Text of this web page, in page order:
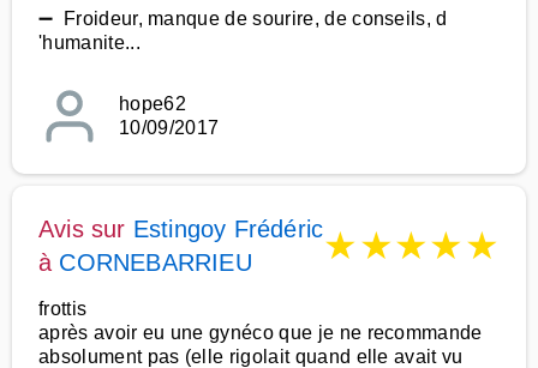
➖ Froideur, manque de sourire, de conseils, d
'humanite...
hope62
10/09/2017
Avis sur Estingoy Frédéric
à CORNEBARRIEU ★★★★★
frottis
après avoir eu une gynéco que je ne recommande
absolument pas (elle rigolait quand elle avait vu